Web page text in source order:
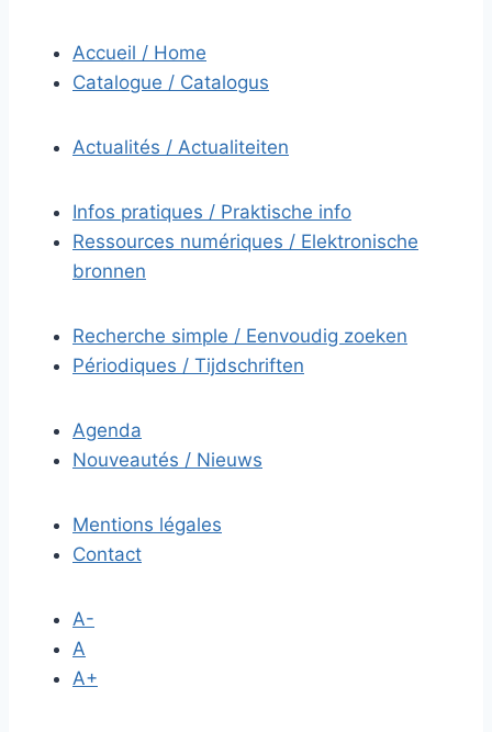
Accueil / Home
Catalogue / Catalogus
Actualités / Actualiteiten
Infos pratiques / Praktische info
Ressources numériques / Elektronische
bronnen
Recherche simple / Eenvoudig zoeken
Périodiques / Tijdschriften
Agenda
Nouveautés / Nieuws
Mentions légales
Contact
A-
A
A+